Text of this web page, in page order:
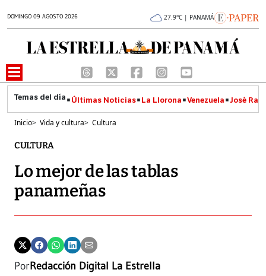
DOMINGO 09 AGOSTO 2026 27.9°C | PANAMÁ
Últimas Noticias La Llorona Venezuela José
Inicio> Vida y cultura> Cultura
CULTURA
Lo mejor de las tablas
panameñas
PorRedacción Digital La Estrella